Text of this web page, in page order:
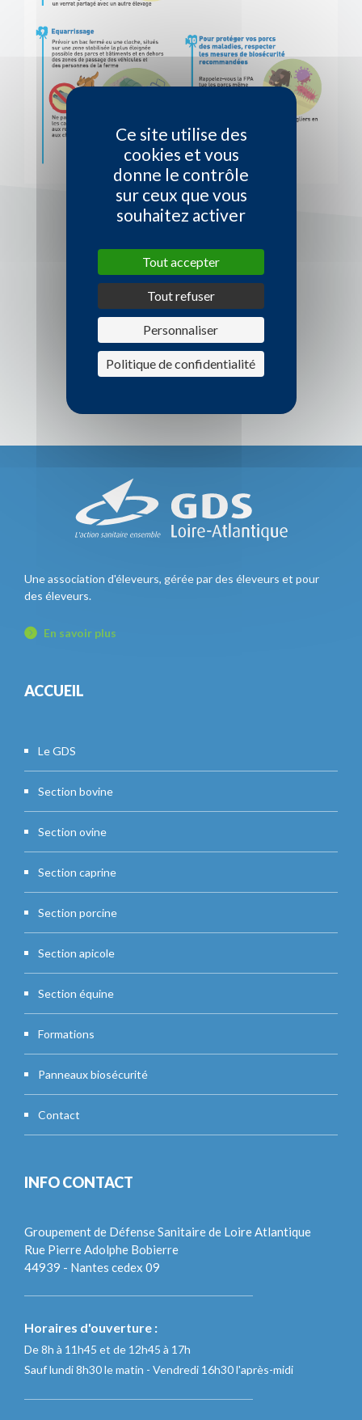
Une association d'éleveurs, gérée par des éleveurs et pour
des éleveurs.
En savoir plus
ACCUEIL
Le GDS
Section bovine
Section ovine
Section caprine
Section porcine
Section apicole
Section équine
Formations
Panneaux biosécurité
Contact
INFO CONTACT
Groupement de Défense Sanitaire de Loire Atlantique
Rue Pierre Adolphe Bobierre
44939 - Nantes cedex 09
Horaires d'ouverture :
De 8h à 11h45 et de 12h45 à 17h
Sauf lundi 8h30 le matin - Vendredi 16h30 l'après-midi
Ce site utilise des
cookies et vous
donne le contrôle
sur ceux que vous
souhaitez activer
Tout accepter
Tout refuser
Personnaliser
Politique de confidentialité